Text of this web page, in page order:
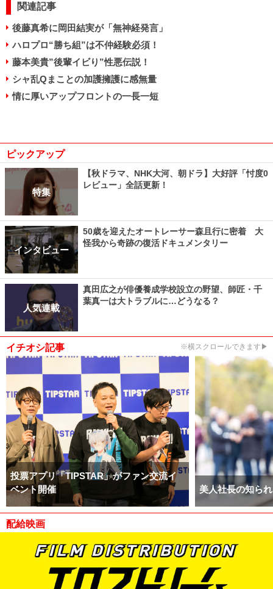
関連記事
後藤真希に岡田結実が「無神経発言」
ハロプロ“勝ち組”は不仲経験必須！
藤本美貴”後輩イビり”性悪伝説！
シャ乱Qまことの加護擁護に感無量
情に厚いアップフロントの一長一短
ピックアップ
特集
【秋ドラマ、NHK大河、朝ドラ】大好評「忖度0
レビュー」全話更新！
インタビュー
50歳を迎えたオートレーサー森且行に密着 大
怪我から奇跡の復活ドキュメンタリー
人気連載
真田広之が俳優養成学校設立の野望、師匠・千
葉真一は大トラブルに…どうなる？
イチオシ記事 ※横スクロールできます▶
投票アプリ「TIPSTAR」がファン交流イ
ベント開催
美人社長の知ら
配給映画